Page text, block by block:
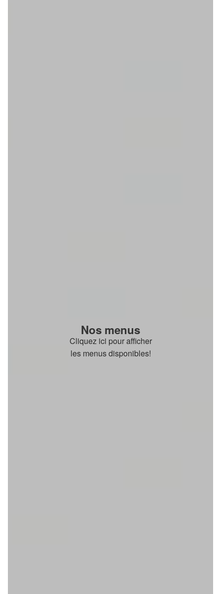
Nos menus
Cliquez ici pour afficher
les menus disponibles!